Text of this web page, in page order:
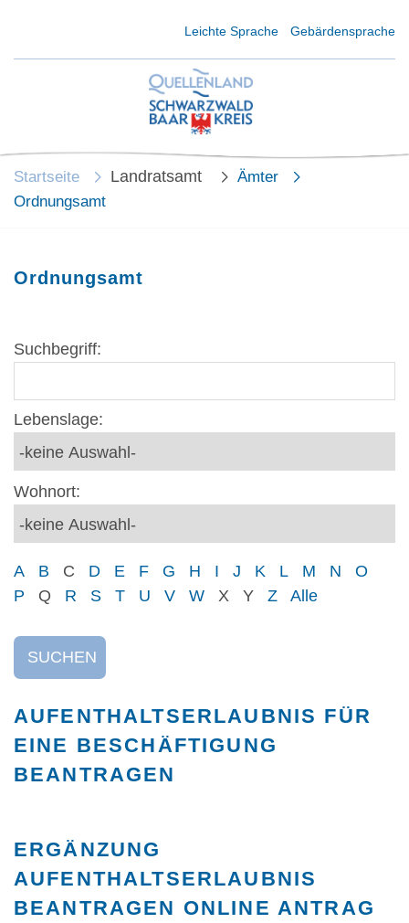
Leichte Sprache Gebärdensprache
Startseite Landratsamt
Ämter
Ordnungsamt
Ordnungsamt
Suchbegriff:
Lebenslage:
Wohnort:
A B C D E F G H I J K L M N
O
P
Q R S T U V W X Y Z Alle
SUCHEN
AUFENTHALTSERLAUBNIS FÜR
EINE BESCHÄFTIGUNG
BEANTRAGEN
ERGÄNZUNG
AUFENTHALTSERLAUBNIS
BEANTRAGEN ONLINE ANTRAG